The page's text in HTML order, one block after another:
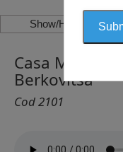
Show/Hide Left Side
Casa
Berkovitsa
Cod 2101